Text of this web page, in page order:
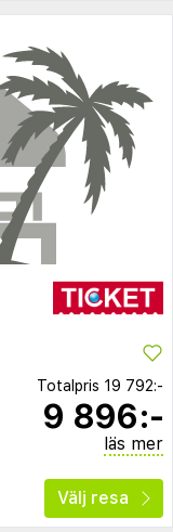
Totalpris 19 792:-
9 896:-
läs mer
Välj resa